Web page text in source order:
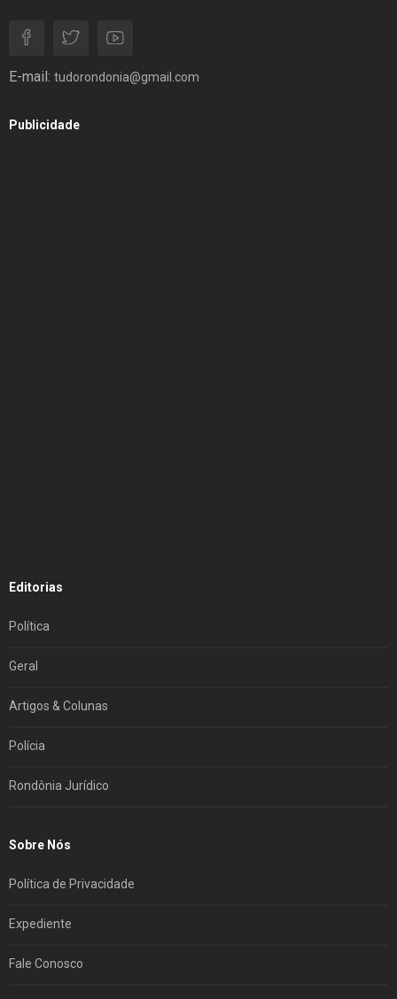
E-mail: tudorondonia@gmail.com
Publicidade
Editorias
Política
Geral
Artigos & Colunas
Polícia
Rondônia Jurídico
Sobre Nós
Política de Privacidade
Expediente
Fale Conosco